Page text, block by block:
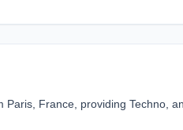
France, providing Techno,